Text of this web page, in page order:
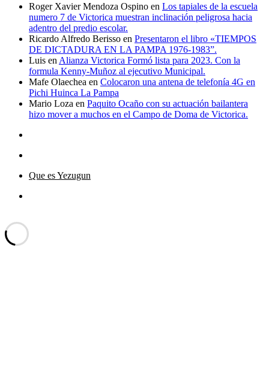
Roger Xavier Mendoza Ospino en Los tapiales de la escuela
numero 7 de Victorica muestran inclinación peligrosa hacia
adentro del predio escolar.
Ricardo Alfredo Berisso en Presentaron el libro «TIEMPOS
DE DICTADURA EN LA PAMPA 1976-1983”.
Luis en Alianza Victorica Formó lista para 2023. Con la
formula Kenny-Muñoz al ejecutivo Municipal.
Mafe Olaechea en Colocaron una antena de telefonía 4G en
Pichi Huinca La Pampa
Mario Loza en Paquito Ocaño con su actuación bailantera
hizo mover a muchos en el Campo de Doma de Victorica.
Que es Yezugun